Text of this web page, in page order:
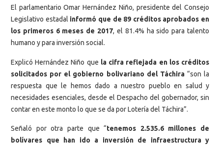
El parlamentario Omar Hernández Niño, presidente del Consejo
Legislativo estadal informó que de 89 créditos aprobados en
los primeros 6 meses de 2017, el 81.4% ha sido para talento
humano y para inversión social.
Explicó Hernández Niño que la cifra reflejada en los créditos
solicitados por el gobierno bolivariano del Táchira“son la
respuesta que le hemos dado a nuestro pueblo en salud y
necesidades esenciales, desde el Despacho del gobernador, sin
contar en este monto lo que se da por Lotería del Táchira”.
Señaló por otra parte que “tenemos 2.535.6 millones de
bolívares que han ido a inversión de infraestructura y